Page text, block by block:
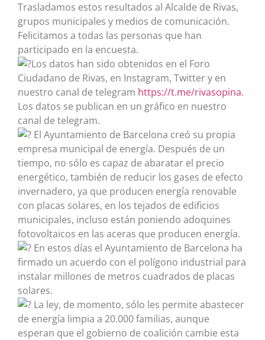
Trasladamos estos resultados al Alcalde de Rivas,
grupos municipales y medios de comunicación.
Felicitamos a todas las personas que han
participado en la encuesta.
Los datos han sido obtenidos en el Foro
Ciudadano de Rivas, en Instagram, Twitter y en
nuestro canal de telegram https://t.me/rivasopina.
Los datos se publican en un gráfico en nuestro
canal de telegram.
El Ayuntamiento de Barcelona creó su propia
empresa municipal de energía. Después de un
tiempo, no sólo es capaz de abaratar el precio
energético, también de reducir los gases de efecto
invernadero, ya que producen energía renovable
con placas solares, en los tejados de edificios
municipales, incluso están poniendo adoquines
fotovoltaicos en las aceras que producen energía.
En estos días el Ayuntamiento de Barcelona ha
firmado un acuerdo con el polígono industrial para
instalar millones de metros cuadrados de placas
solares.
La ley, de momento, sólo les permite abastecer
de energía limpia a 20.000 familias, aunque
esperan que el gobierno de coalición cambie esta